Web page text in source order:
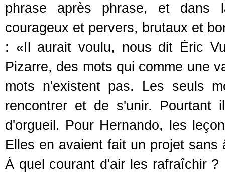
phrase après phrase, et dans
courageux et pervers, brutaux et
: «Il aurait voulu, nous dit Éric
Pizarre, des mots qui comme une
mots n'existent pas. Les seuls
rencontrer et de s'unir. Pourtant
d'orgueil. Pour Hernando, les
Elles en avaient fait un projet
À quel courant d'air les rafraîchir